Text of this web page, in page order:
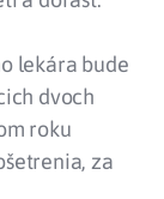
lekára bude
dvoch
roku
za